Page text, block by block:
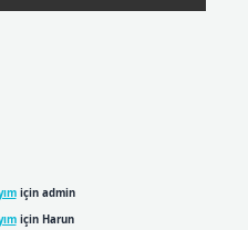
için admin
için Harun